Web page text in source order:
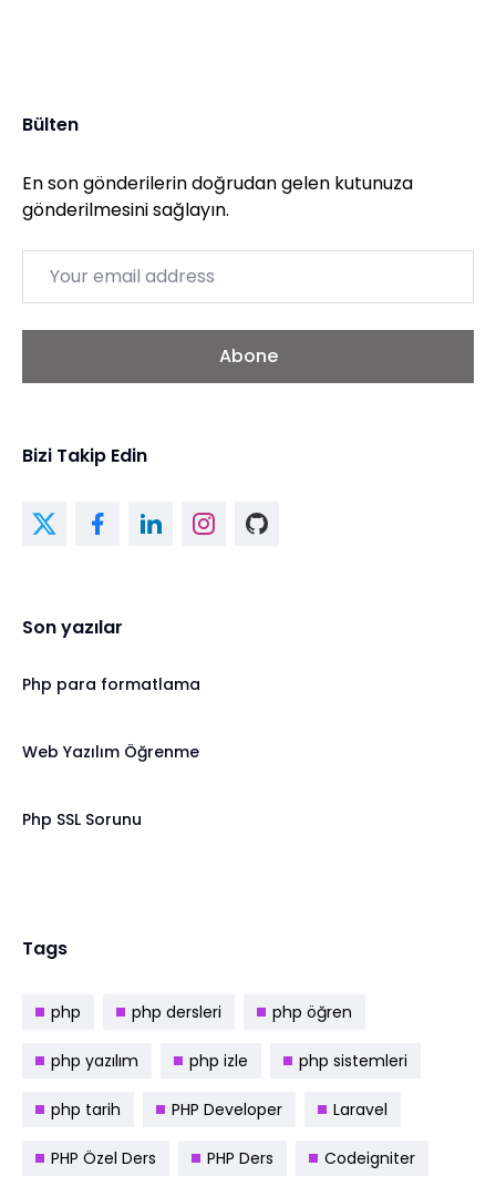
Bülten
En son gönderilerin doğrudan gelen kutunuza
gönderilmesini sağlayın.
Abone
Bizi Takip Edin
Son yazılar
Php para formatlama
Web Yazılım Öğrenme
Php SSL Sorunu
Tags
php php dersleri php öğren
php yazılım php izle php sistemleri
php tarih PHP Developer Laravel
PHP Özel Ders PHP Ders Codeigniter